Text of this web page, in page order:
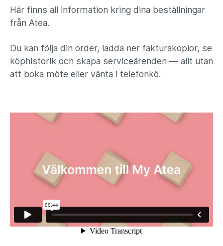
Här finns all information kring dina beställningar
från Atea.
Du kan följa din order, ladda ner fakturakopior, se
köphistorik och skapa serviceärenden — allt utan
att boka möte eller vänta i telefonkö.